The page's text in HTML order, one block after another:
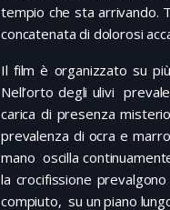
tempio che sta arrivando.
concatenata di dolorosi
Il film è organizzato su
Nell’orto degli ulivi
carica di presenza
prevalenza di ocra e
mano oscilla
la crocifissione
compiuto, su un piano